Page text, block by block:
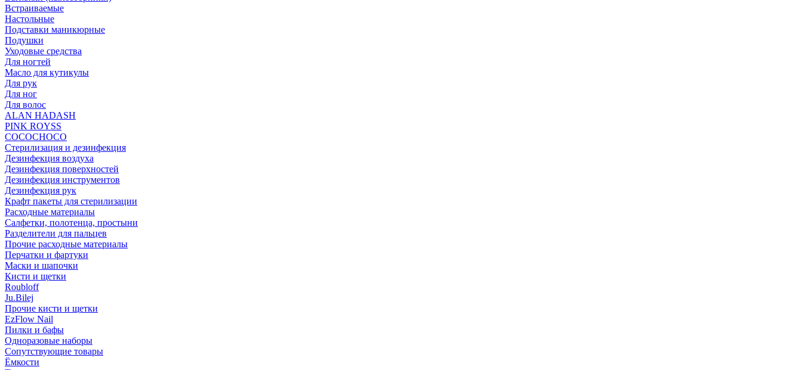
Встраиваемые
Настольные
Подставки маникюрные
Подушки
Уходовые средства
Для ногтей
Масло для кутикулы
Для рук
Для ног
Для волос
ALAN HADASH
PINK ROYSS
COCOCHOCO
Стерилизация и дезинфекция
Дезинфекция воздуха
Дезинфекция поверхностей
Дезинфекция инструментов
Дезинфекция рук
Крафт пакеты для стерилизации
Расходные материалы
Салфетки, полотенца, простыни
Разделители для пальцев
Прочие расходные материалы
Перчатки и фартуки
Маски и шапочки
Кисти и щетки
Roubloff
Ju.Bilej
Прочие кисти и щетки
EzFlow Nail
Пилки и бафы
Одноразовые наборы
Сопутствующие товары
Ёмкости